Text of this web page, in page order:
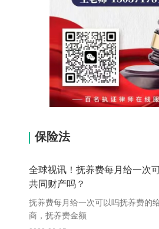
保险法
全球视讯！抚养费每月给一次
共同财产吗？
抚养费每月给一次可以吗抚养费的
商，抚养费金额